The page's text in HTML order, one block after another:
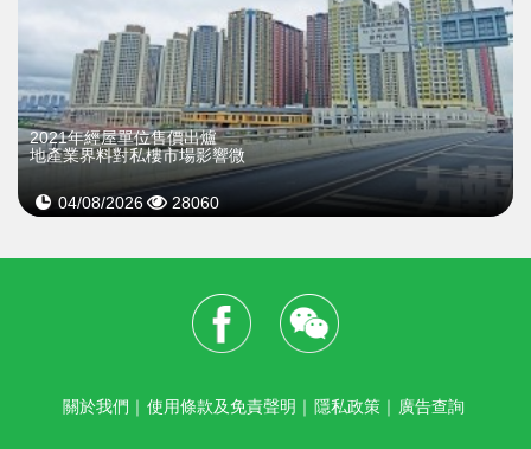
2021年經屋單位售價出爐
地產業界料對私樓市場影響微
04/08/2026 28060
關於我們 ｜ 使用條款及免責聲明 ｜ 隱私政策 ｜ 廣告查詢